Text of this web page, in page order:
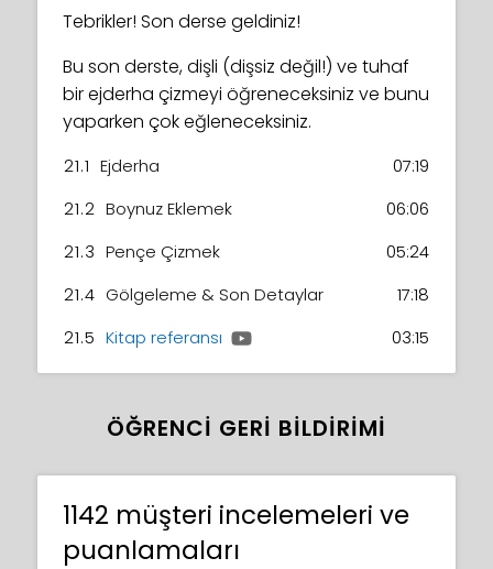
Tebrikler! Son derse geldiniz!
Bu son derste, dişli (dişsiz değil!) ve tuhaf
bir ejderha çizmeyi öğreneceksiniz ve bunu
yaparken çok eğleneceksiniz.
21.1 Ejderha
07:19
21.2 Boynuz Eklemek
06:06
21.3 Pençe Çizmek
05:24
21.4 Gölgeleme & Son Detaylar
17:18
21.5 Kitap referansı 03:15
ÖĞRENCI GERI BILDIRIMI
1142 müşteri incelemeleri ve
puanlamaları